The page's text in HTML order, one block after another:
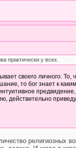
практически у всех.
своего личного.
то бог знает к
действительно
религиозных